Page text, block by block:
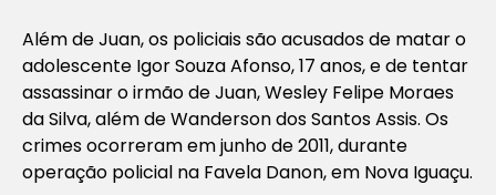
Além de Juan, os policiais são acusados de matar o
adolescente Igor Souza Afonso, 17 anos, e de tentar
assassinar o irmão de Juan, Wesley Felipe Moraes
da Silva, além de Wanderson dos Santos Assis. Os
crimes ocorreram em junho de 2011, durante
operação policial na Favela Danon, em Nova Iguaçu.